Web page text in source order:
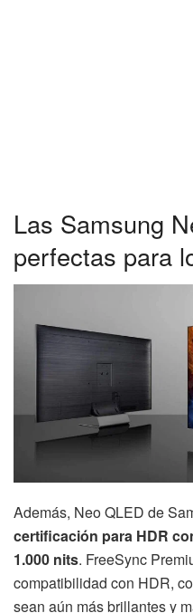
Las Samsung
perfectas para
Además, Neo QLED de
certificación para HDR
1.000 nits. FreeSync
compatibilidad con HDR,
sean aún más brillantes y